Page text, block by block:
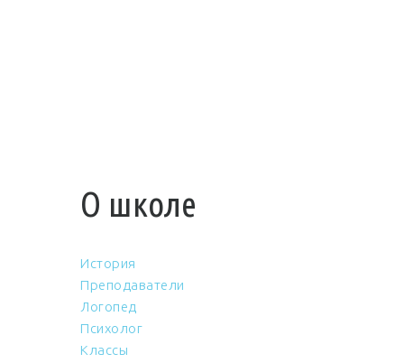
О школе
История
Преподаватели
Логопед
Психолог
Классы